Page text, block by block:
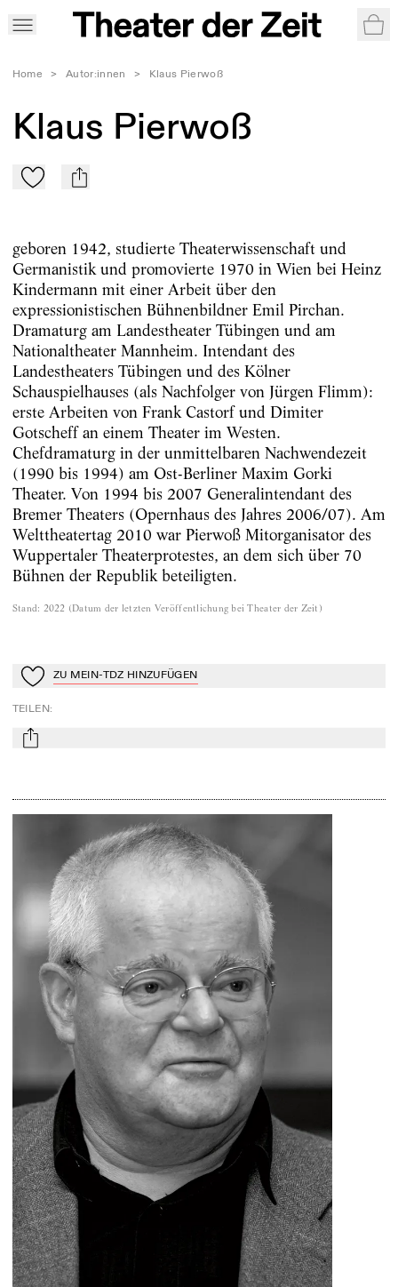
Home > Autor:innen > Klaus Pierwoß
Klaus Pierwoß
Zu Mein-TdZ hinzufügen
mail
geboren 1942, studierte Theaterwissenschaft und
Germanistik und promovierte 1970 in Wien bei Heinz
Kindermann mit einer Arbeit über den
expressionistischen Bühnenbildner Emil Pirchan.
Dramaturg am Landestheater Tübingen und am
Nationaltheater Mannheim. Intendant des
Landestheaters Tübingen und des Kölner
Schauspielhauses (als Nachfolger von Jürgen Flimm):
erste Arbeiten von Frank Castorf und Dimiter
Gotscheff an einem Theater im Westen.
Chefdramaturg in der unmittelbaren Nachwendezeit
(1990 bis 1994) am Ost-Berliner Maxim Gorki
Theater. Von 1994 bis 2007 Generalintendant des
Bremer Theaters (Opernhaus des Jahres 2006/07). Am
Welttheatertag 2010 war Pierwoß Mitorganisator des
Wuppertaler Theaterprotestes, an dem sich über 70
Bühnen der Republik beteiligten.
Stand: 2022 (Datum der letzten Veröffentlichung bei Theater der Zeit )
Zu Mein-TdZ hinzufügen
ZU MEIN-TDZ HINZUFÜGEN
TEILEN:
mail